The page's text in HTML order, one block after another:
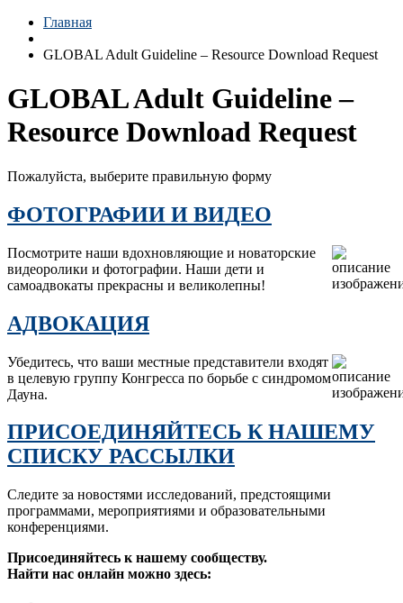
Главная
GLOBAL Adult Guideline – Resource Download Request
GLOBAL Adult Guideline –
Resource Download Request
Пожалуйста, выберите правильную форму
ФОТОГРАФИИ И ВИДЕО
Посмотрите наши вдохновляющие и новаторские
видеоролики и фотографии. Наши дети и
самоадвокаты прекрасны и великолепны!
АДВОКАЦИЯ
Убедитесь, что ваши местные представители входят
в целевую группу Конгресса по борьбе с синдромом
Дауна.
ПРИСОЕДИНЯЙТЕСЬ К НАШЕМУ
СПИСКУ РАССЫЛКИ
Следите за новостями исследований, предстоящими
программами, мероприятиями и образовательными
конференциями.
Присоединяйтесь к нашему сообществу.
Найти нас онлайн можно здесь: